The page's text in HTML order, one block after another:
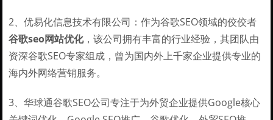
2、优易化信息技术有限公司：作为谷歌SEO领域的佼佼者
谷歌seo网站优化，该公司拥有丰富的行业经验，其团队由
资深谷歌SEO专家组成，曾为国内外上千家企业提供专业的
海内外网络营销服务。
3、华球通谷歌SEO公司专注于为外贸企业提供Google核心